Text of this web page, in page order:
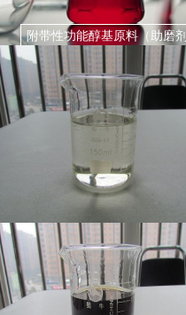
附带性功能醇基原料（助磨剂
用）
三乙醇胺